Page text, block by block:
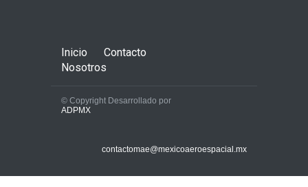
Show Acapulco 2025
noviembre 25, 2025
Inicio
Contacto
Nosotros
© Copyright Desarrollado por
ADPMX
contactomae@mexicoaeroespacial.mx